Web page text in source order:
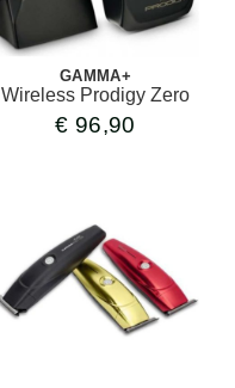
GAMMA+
Wireless Prodigy Zero
€ 96,90